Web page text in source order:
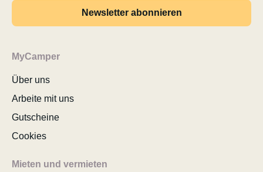
Newsletter abonnieren
MyCamper
Über uns
Arbeite mit uns
Gutscheine
Cookies
Mieten und vermieten